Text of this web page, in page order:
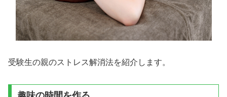
受験生の親のストレス解消法を紹介します。